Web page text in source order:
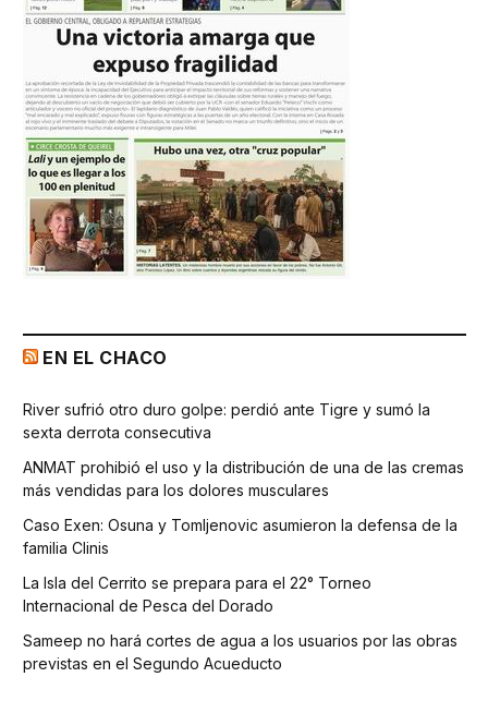
EN EL CHACO
River sufrió otro duro golpe: perdió ante Tigre y sumó la
sexta derrota consecutiva
ANMAT prohibió el uso y la distribución de una de las cremas
más vendidas para los dolores musculares
Caso Exen: Osuna y Tomljenovic asumieron la defensa de la
familia Clinis
La Isla del Cerrito se prepara para el 22° Torneo
Internacional de Pesca del Dorado
Sameep no hará cortes de agua a los usuarios por las obras
previstas en el Segundo Acueducto